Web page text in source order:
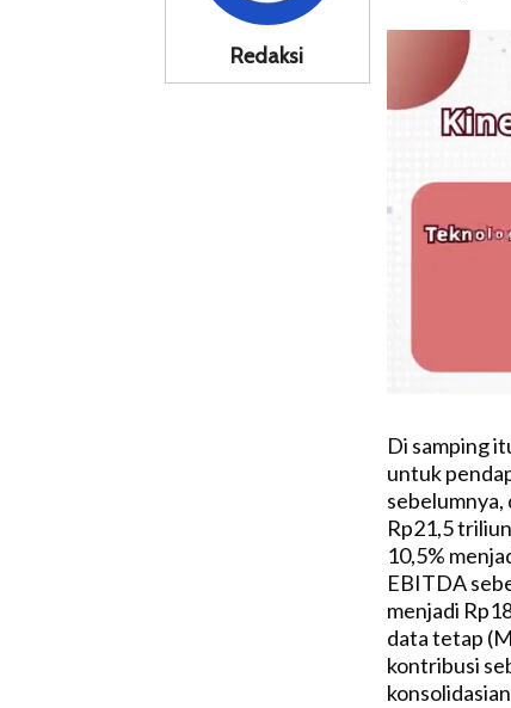
Redaksi
Di samping
untuk
sebelumnya,
Rp21,5
10,5%
EBITDA
menjadi
data tetap
kontribusi